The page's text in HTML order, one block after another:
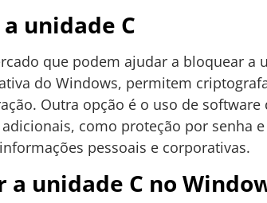
unidade C
que podem ajudar a bloquear a
do Windows, permitem
Outra opção é o uso de
como proteção por senha
pessoais e corporativas.
a unidade C no